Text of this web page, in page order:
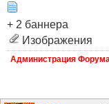
+ 2 баннера
Изображения
Администрация